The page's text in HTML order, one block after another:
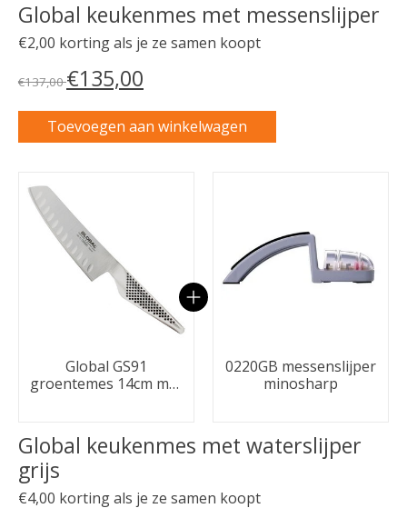
Global keukenmes met messenslijper
€2,00 korting als je ze samen koopt
€137,00€135,00
Toevoegen aan winkelwagen
Carrousel van gebundelde producten
Global GS91
groentemes 14cm met
0220GB messenslijper
minosharp
Global keukenmes met waterslijper
grijs
€4,00 korting als je ze samen koopt